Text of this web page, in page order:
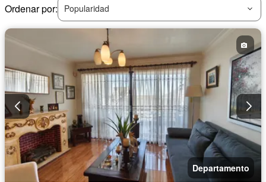
Ordenar por:
Popularidad
Departamento